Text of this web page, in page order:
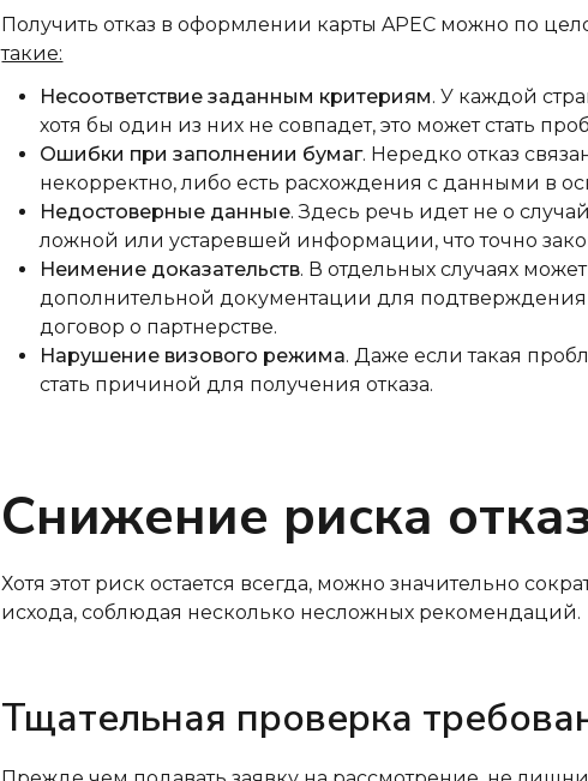
Получить отказ в оформлении карты APEC можно по
такие:
Несоответствие заданным критериям. У каждой
хотя бы один из них не совпадет, это может стать
Ошибки при заполнении бумаг. Нередко отказ
некорректно, либо есть расхождения с данными в
Недостоверные данные. Здесь речь идет не о
ложной или устаревшей информации, что точно
Неимение доказательств. В отдельных случаях
дополнительной документации для
договор о партнерстве.
Нарушение визового режима. Даже если такая
стать причиной для получения отказа.
Снижение риска
Хотя этот риск остается всегда, можно значительно
исхода, соблюдая несколько несложных рекомендаций.
Тщательная проверка